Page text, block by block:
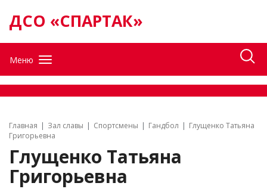
ДСО «СПАРТАК»
Меню
Главная Зал славы Спортсмены Гандбол
Глущенко Татьяна
Григорьевна
Глущенко Татьяна
Григорьевна